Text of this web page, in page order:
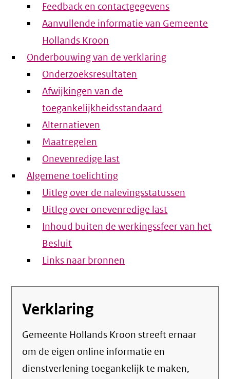
Feedback en contactgegevens
Aanvullende informatie van Gemeente
Hollands Kroon
Onderbouwing van de verklaring
Onderzoeksresultaten
Afwijkingen van de
toegankelijkheidsstandaard
Alternatieven
Maatregelen
Onevenredige last
Algemene toelichting
Uitleg over de nalevingsstatussen
Uitleg over onevenredige last
Inhoud buiten de werkingssfeer van het
Besluit
Links naar bronnen
Verklaring
Gemeente Hollands Kroon streeft ernaar
om de eigen online informatie en
dienstverlening toegankelijk te maken,